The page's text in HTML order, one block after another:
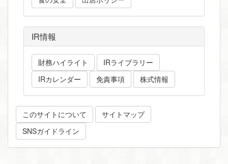
IR情報
財務ハイライト
IRライブラリー
IRカレンダー
免責事項 株式情報
このサイトについて
サイトマップ
SNSガイドライン